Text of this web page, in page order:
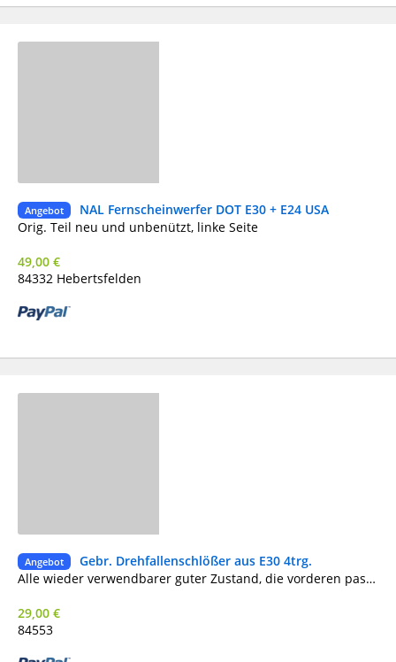
Angebot
NAL Fernscheinwerfer DOT E30 + E24 USA
Orig. Teil neu und unbenützt, linke Seite
49,00 €
84332 Hebertsfelden
Angebot
Gebr. Drehfallenschlößer aus E30 4trg.
Alle wieder verwendbarer guter Zustand, die vorderen passen auch 2 trg. Preis a. 29€
29,00 €
84553